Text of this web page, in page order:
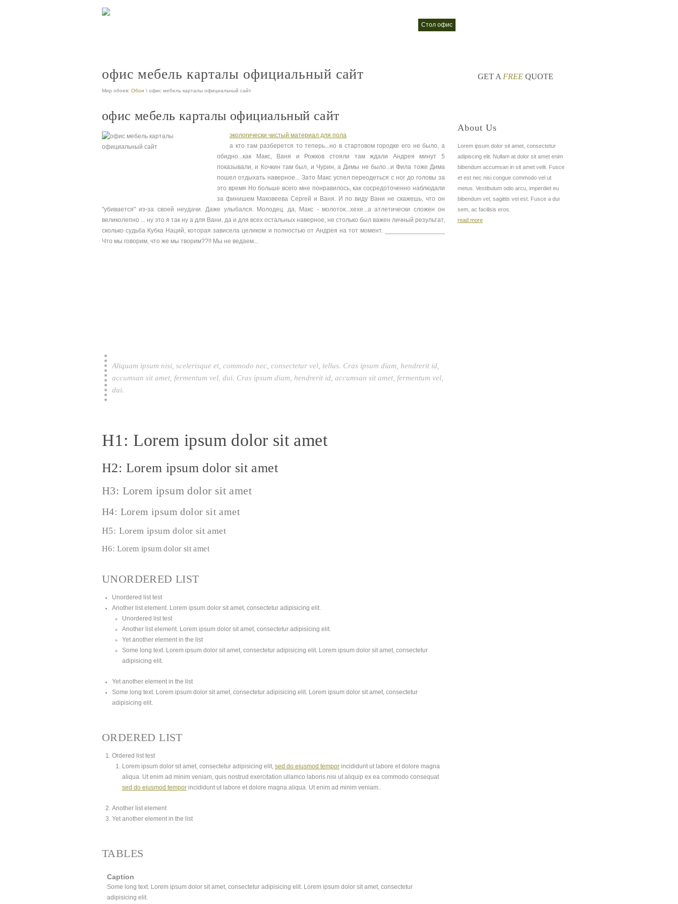
стол офис
офис мебель карталы официальный сайт
Мир обоев: Обои \ офис мебель карталы официальный сайт
GET A FREE QUOTE
офис мебель карталы официальный сайт
экологически чистый материал для пола
а кто там разберется то теперь...но в стартовом городке его не было, а
обидно...как Макс, Ваня и Рожков стояли там ждали Андрея минут 5
показывали, и Кочкин там был, и Чурин, а Димы не было...и Фила тоже Дима
пошел отдыхать наверное... Зато Макс успел переодеться с ног до головы за
это время Но больше всего мне понравилось, как сосредоточенно наблюдали
за финишем Маковеева Сергей и Ваня. И по виду Вани не скажешь, что он
"убивается" из-за своей неудачи. Даже улыбался. Молодец. да, Макс - молоток...хехе...а атлетически сложен он
великолепно ... ну это я так ну а для Вани, да и для всех остальных наверное, не столько был важен личный результат,
сколько судьба Кубка Наций, которая зависела целиком и полностью от Андрея на тот момент. _________________
Что мы говорим, что же мы творим??!! Мы не ведаем...
Aliquam ipsum nisi, scelerisque et, commodo nec, consectetur vel, tellus. Cras ipsum diam, hendrerit id,
accumsan sit amet, fermentum vel, dui. Cras ipsum diam, hendrerit id, accumsan sit amet, fermentum vel,
dui.
H1: Lorem ipsum dolor sit amet
H2: Lorem ipsum dolor sit amet
H3: Lorem ipsum dolor sit amet
H4: Lorem ipsum dolor sit amet
H5: Lorem ipsum dolor sit amet
H6: Lorem ipsum dolor sit amet
UNORDERED LIST
Unordered list test
Another list element. Lorem ipsum dolor sit amet, consectetur adipisicing elit.
Unordered list test
Another list element. Lorem ipsum dolor sit amet, consectetur adipisicing elit.
Yet another element in the list
Some long text. Lorem ipsum dolor sit amet, consectetur adipisicing elit. Lorem ipsum dolor sit amet, consectetur
adipisicing elit.
Yet another element in the list
Some long text. Lorem ipsum dolor sit amet, consectetur adipisicing elit. Lorem ipsum dolor sit amet, consectetur
adipisicing elit.
ORDERED LIST
Ordered list test
Lorem ipsum dolor sit amet, consectetur adipisicing elit, sed do eiusmod tempor incididunt ut labore et dolore magna
aliqua. Ut enim ad minim veniam, quis nostrud exercitation ullamco laboris nisi ut aliquip ex ea commodo consequat
sed do eiusmod tempor incididunt ut labore et dolore magna aliqua. Ut enim ad minim veniam..
Another list element
Yet another element in the list
TABLES
Caption
Some long text. Lorem ipsum dolor sit amet, consectetur adipisicing elit. Lorem ipsum dolor sit amet, consectetur
adipisicing elit.
About Us
Lorem ipsum dolor sit amet, consectetur
adipiscing elit. Nullam at dolor sit amet enim
bibendum accumsan in sit amet velit. Fusce
et est nec nisi congue commodo vel ut
metus. Vestibulum odio arcu, imperdiet eu
bibendum vel, sagittis vel est. Fusce a dui
sem, ac facilisis eros.
read more